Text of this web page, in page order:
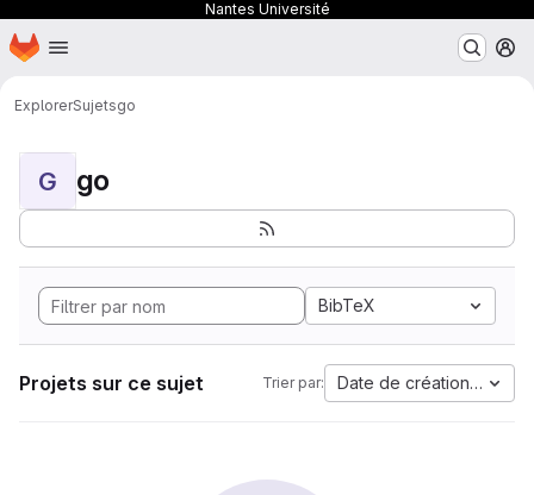
Nantes Université
Passer au contenu principal
Page d'accueil
ExplorerSujetsgo
G go
BibTeX
Projets sur ce sujet Trier par: Date de création la plus